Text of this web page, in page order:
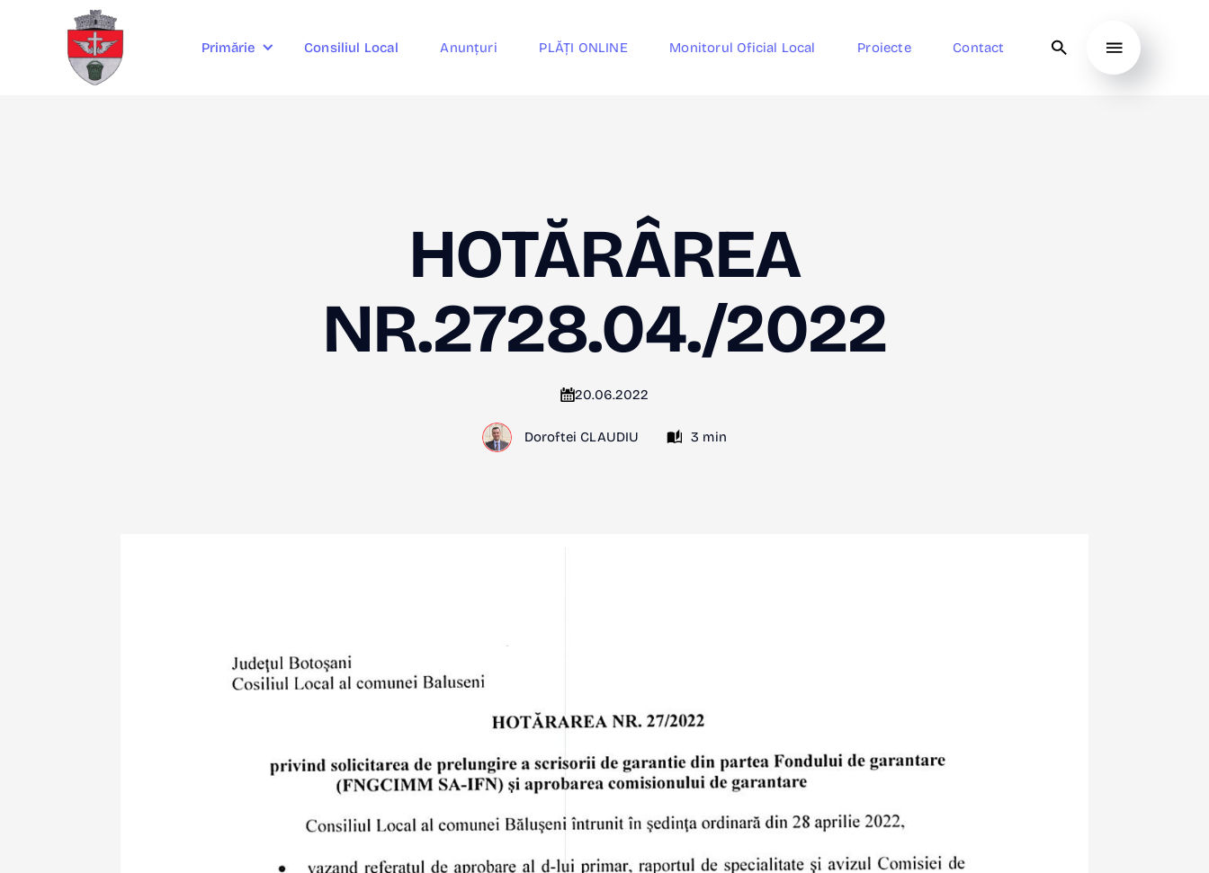
Primărie Consiliul Local Anunțuri PLĂȚI ONLINE Monitorul Oficial Local Proiecte Contact
HOTĂRÂREA
NR.2728.04./2022
20.06.2022
Doroftei CLAUDIU 3 min